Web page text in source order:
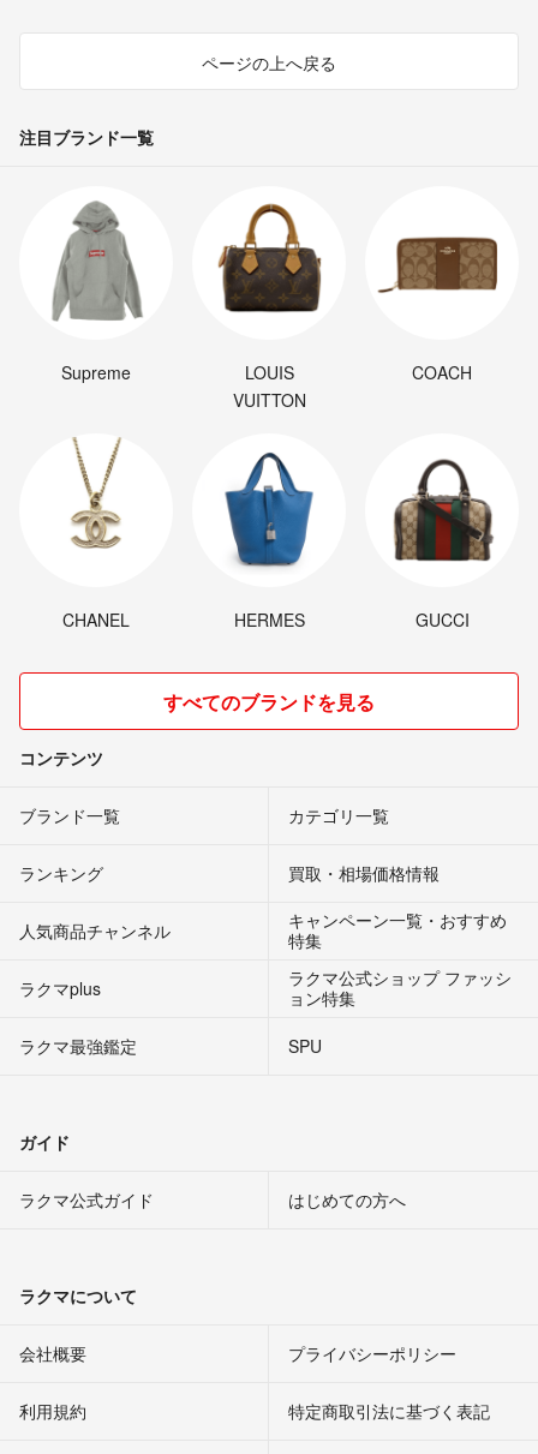
ページの上へ戻る
注目ブランド一覧
Supreme
LOUIS
VUITTON
COACH
CHANEL HERMES GUCCI
すべてのブランドを見る
コンテンツ
ブランド一覧 カテゴリ一覧
ランキング 買取・相場価格情報
人気商品チャンネル
キャンペーン一覧・おすすめ
特集
ラクマplus
ラクマ公式ショップ ファッシ
ョン特集
ラクマ最強鑑定
SPU
ガイド
ラクマ公式ガイド はじめての方へ
ラクマについて
会社概要 プライバシーポリシー
利用規約 特定商取引法に基づく表記